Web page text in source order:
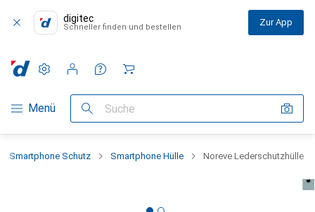
digitec
Schneller finden und bestellen Zur App
Navigation nach Kategorien
Menü Suche
Einstellungen
Kundenkonto
Vergleichslisten
Merklisten
Warenkorb
Smartphone Schutz Smartphone Hülle Noreve Lederschutzhülle